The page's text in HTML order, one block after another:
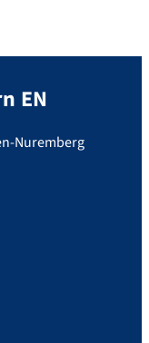
EN
Nuremberg